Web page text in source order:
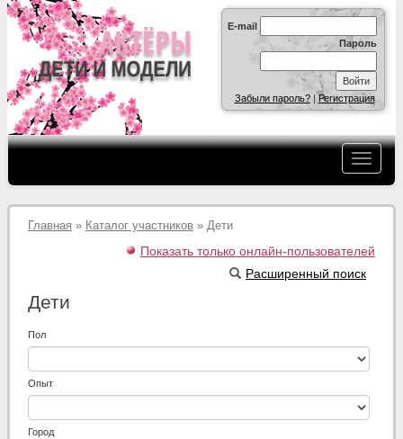
E-mail
Пароль
Забыли пароль?|Регистрация
Главная » Каталог участников » Дети
Показать только онлайн-пользователей
Расширенный поиск
Дети
Пол
Опыт
Город